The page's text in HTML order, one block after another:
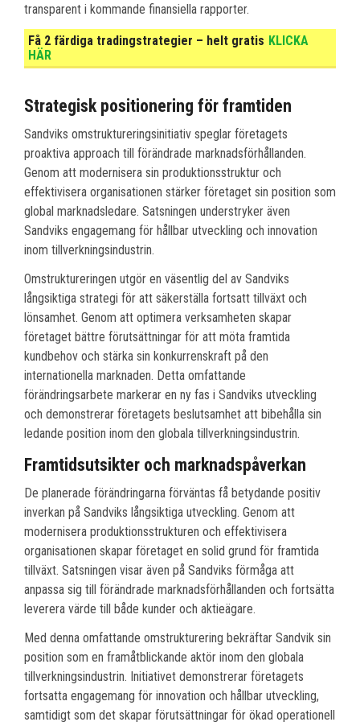
transparent i kommande finansiella rapporter.
Få 2 färdiga tradingstrategier – helt gratis KLICKA
HÄR
Strategisk positionering för framtiden
Sandviks omstruktureringsinitiativ speglar företagets
proaktiva approach till förändrade marknadsförhållanden.
Genom att modernisera sin produktionsstruktur och
effektivisera organisationen stärker företaget sin position som
global marknadsledare. Satsningen understryker även
Sandviks engagemang för hållbar utveckling och innovation
inom tillverkningsindustrin.
Omstruktureringen utgör en väsentlig del av Sandviks
långsiktiga strategi för att säkerställa fortsatt tillväxt och
lönsamhet. Genom att optimera verksamheten skapar
företaget bättre förutsättningar för att möta framtida
kundbehov och stärka sin konkurrenskraft på den
internationella marknaden. Detta omfattande
förändringsarbete markerar en ny fas i Sandviks utveckling
och demonstrerar företagets beslutsamhet att bibehålla sin
ledande position inom den globala tillverkningsindustrin.
Framtidsutsikter och marknadspåverkan
De planerade förändringarna förväntas få betydande positiv
inverkan på Sandviks långsiktiga utveckling. Genom att
modernisera produktionsstrukturen och effektivisera
organisationen skapar företaget en solid grund för framtida
tillväxt. Satsningen visar även på Sandviks förmåga att
anpassa sig till förändrade marknadsförhållanden och fortsätta
leverera värde till både kunder och aktieägare.
Med denna omfattande omstrukturering bekräftar Sandvik sin
position som en framåtblickande aktör inom den globala
tillverkningsindustrin. Initiativet demonstrerar företagets
fortsatta engagemang för innovation och hållbar utveckling,
samtidigt som det skapar förutsättningar för ökad operationell